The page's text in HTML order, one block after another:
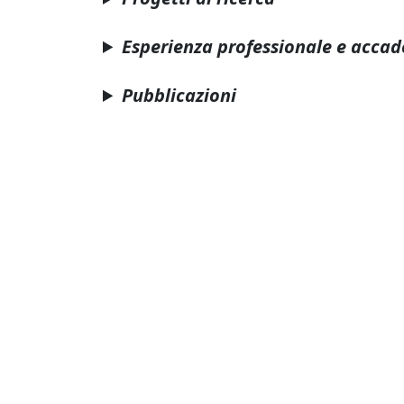
Esperienza professionale e
Pubblicazioni